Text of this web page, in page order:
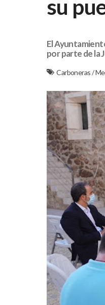
su
El
por parte de la
Carboneras/